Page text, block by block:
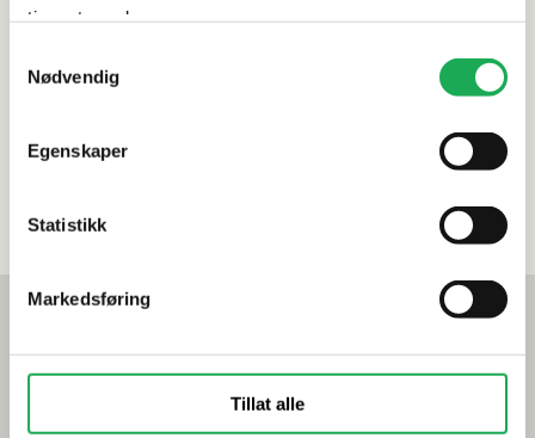
tjenestene deres.
Nødvendig
Egenskaper
Statistikk
Markedsføring
Tillat alle
Mest lest akkurat nå
Årets flis hos Flisekompaniet
Klikkvinyl - Gulvet som tåler alt